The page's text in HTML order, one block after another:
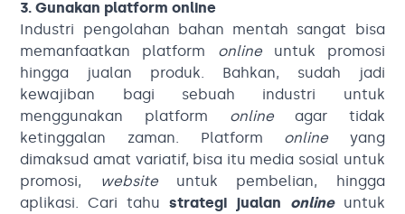
3. Gunakan platform online
Industri pengolahan bahan mentah sangat bisa
memanfaatkan platform online untuk promosi
hingga jualan produk. Bahkan, sudah jadi
kewajiban bagi sebuah industri untuk
menggunakan platform onlineagar tidak
ketinggalan zaman. Platform online yang
dimaksud amat variatif, bisa itu media sosial untuk
promosi,
website untuk pembelian, hingga
aplikasi. Cari tahu strategi jualan onlineuntuk